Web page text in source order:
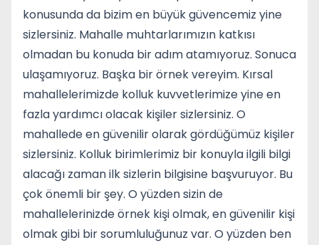
konusunda da bizim en büyük güvencemiz yine
sizlersiniz. Mahalle muhtarlarımızın katkısı
olmadan bu konuda bir adım atamıyoruz. Sonuca
ulaşamıyoruz. Başka bir örnek vereyim. Kırsal
mahallelerimizde kolluk kuvvetlerimize yine en
fazla yardımcı olacak kişiler sizlersiniz. O
mahallede en güvenilir olarak gördüğümüz kişiler
sizlersiniz. Kolluk birimlerimiz bir konuyla ilgili bilgi
alacağı zaman ilk sizlerin bilgisine başvuruyor. Bu
çok önemli bir şey. O yüzden sizin de
mahallelerinizde örnek kişi olmak, en güvenilir kişi
olmak gibi bir sorumluluğunuz var. O yüzden ben